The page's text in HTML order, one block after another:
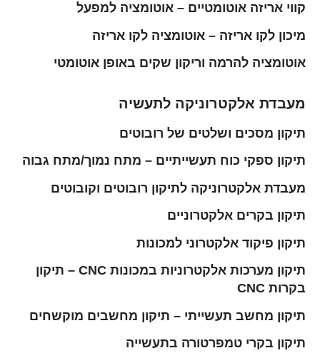
קווי אריזה אוטומטיים – אוטומציה למפעל
מיכון לקו אריזה – אוטומציה לקו אריזה
אוטומציה להרמה וריקון שקים באופן אוטומטי
מעבדת אלקטרוניקה לתעשיה
תיקון מסכים ושלטים של רובוטים
תיקון ספקי כוח תעשייתיים – מתח נמוך/מתח גבוה
מעבדת אלקטרוניקה לתיקון רובוטים וקובוטים
תיקון בקרים אלקטרוניים
תיקון פיקוד אלקטרוני למכונות
תיקון מערכות אלקטרוניות במכונות CNC – תיקון
בקרות CNC
תיקון מחשב תעשייתי – תיקון מחשבים מוקשחים
תיקון בקרי טמפרטורה בתעשייה